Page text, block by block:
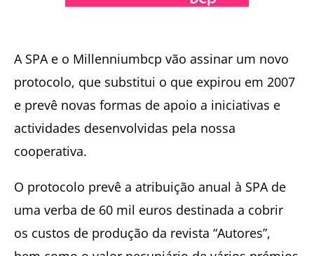
A SPA e o Millenniumbcp vão assinar um novo
protocolo, que substitui o que expirou em 2007
e prevê novas formas de apoio a iniciativas e
actividades desenvolvidas pela nossa
cooperativa.
O protocolo prevê a atribuição anual à SPA de
uma verba de 60 mil euros destinada a cobrir
os custos de produção da revista “Autores”,